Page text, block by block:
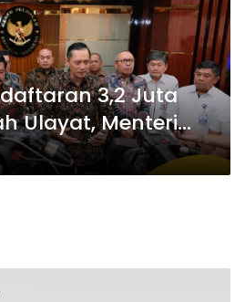
3,2 Juta
Ulayat, Menteri
Hadir Menjamin
Hak Atas Tanah